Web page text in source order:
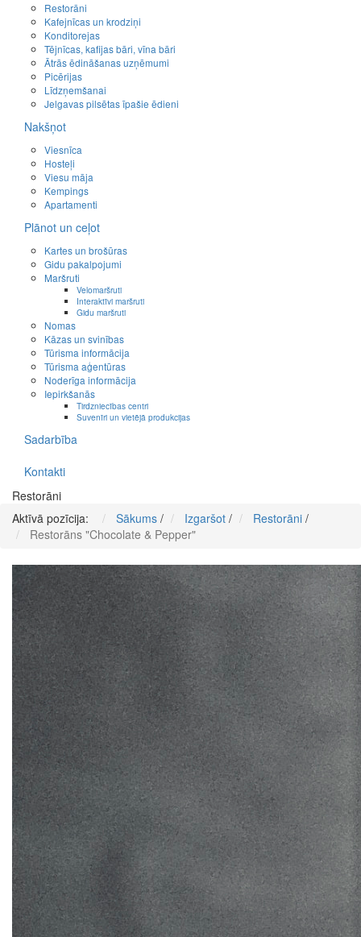
Restorāni
Kafejnīcas un krodziņi
Konditorejas
Tējnīcas, kafijas bāri, vīna bāri
Ātrās ēdināšanas uzņēmumi
Picērijas
Līdzņemšanai
Jelgavas pilsētas īpašie ēdieni
Nakšņot
Viesnīca
Hosteļi
Viesu māja
Kempings
Apartamenti
Plānot un ceļot
Kartes un brošūras
Gidu pakalpojumi
Maršruti
Velomaršruti
Interaktīvi maršruti
Gidu maršruti
Nomas
Kāzas un svinības
Tūrisma informācija
Tūrisma aģentūras
Noderīga informācija
Iepirkšanās
Tirdzniecības centri
Suvenīri un vietējā produkcijas
Sadarbība
Kontakti
Restorāni
Aktīvā pozīcija:
Sākums / Izgaršot / Restorāni /
Restorāns "Chocolate & Pepper"